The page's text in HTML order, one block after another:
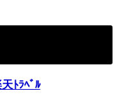
ﾄﾗﾍﾞﾙ